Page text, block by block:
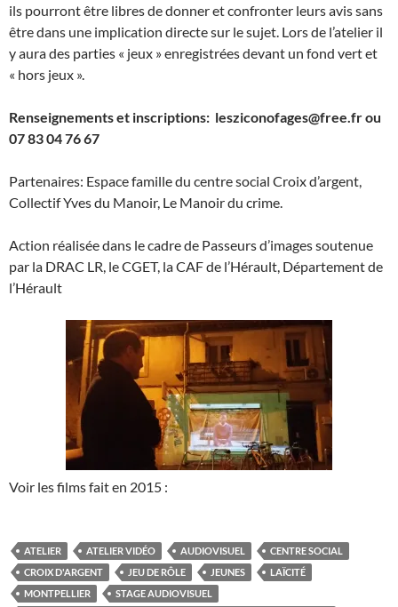
ils pourront être libres de donner et confronter leurs avis sans
être dans une implication directe sur le sujet. Lors de l’atelier il
y aura des parties « jeux » enregistrées devant un fond vert et
« hors jeux ».
Renseignements et inscriptions: lesziconofages@free.fr ou
07 83 04 76 67
Partenaires: Espace famille du centre social Croix d’argent,
Collectif Yves du Manoir, Le Manoir du crime.
Action réalisée dans le cadre de Passeurs d’images soutenue
par la DRAC LR, le CGET, la CAF de l’Hérault, Département de
l’Hérault
Voir les films fait en 2015 :
ATELIER ATELIER VIDÉO AUDIOVISUEL
CENTRE SOCIAL
CROIX D'ARGENT
JEU DE RÔLE JEUNES
LAÏCITÉ
MONTPELLIER
STAGE AUDIOVISUEL